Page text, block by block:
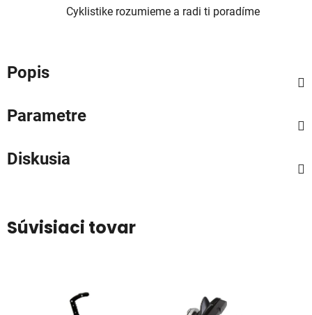
Cyklistike rozumieme a radi ti poradíme
Popis
Parametre
Diskusia
Súvisiaci tovar